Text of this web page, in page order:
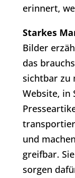
erinnert,
Starkes
Bilder
das
sichtbar zu
Website, in
und
greifbar.
sorgen